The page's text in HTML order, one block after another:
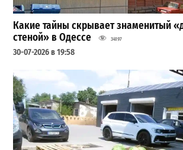
Какие тайны скрывает знаменитый
стеной» в Одессе
34197
30-07-2026 в 19:58